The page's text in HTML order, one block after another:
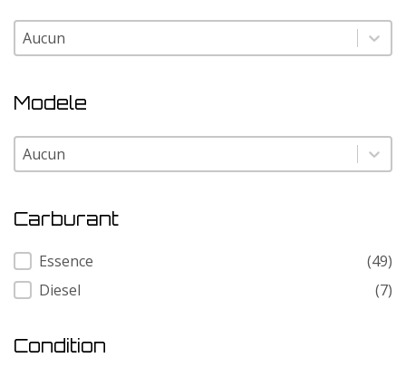
Marque
Marque
Modele
Modele
Modele
Carburant
Carburant
Essence
(49)
Diesel
(7)
Condition